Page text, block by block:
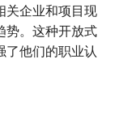
关企业和项目现
势。这种开放式
了他们的职业认